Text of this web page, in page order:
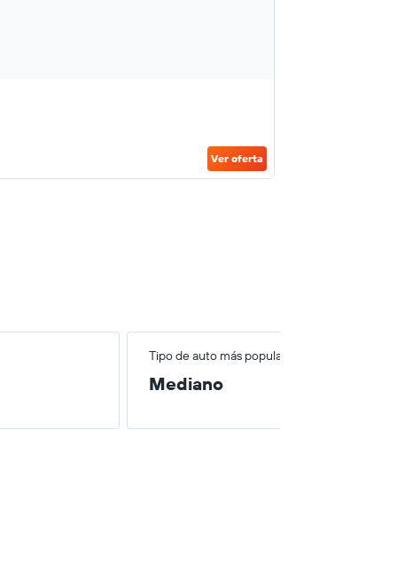
Ver oferta
Tipo de auto más popular
Mediano